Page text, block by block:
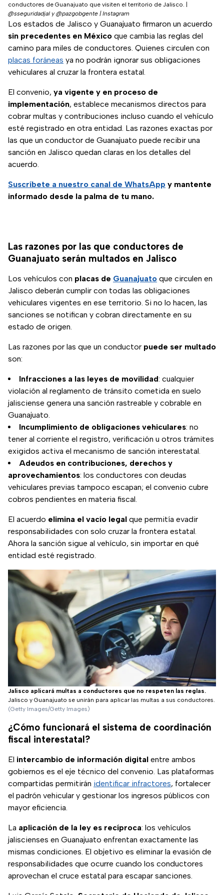
conductores de Guanajuato que visiten el territorio de Jalisco.
@sseguridadjal y @pazgobgente | Instagram
Los estados de Jalisco y Guanajuato firmaron un acuerdo
sin precedentes en México que cambia las reglas del
camino para miles de conductores. Quienes circulen con
placas foráneas ya no podrán ignorar sus obligaciones
vehiculares al cruzar la frontera estatal.
El convenio, ya vigente y en proceso de
implementación, establece mecanismos directos para
cobrar multas y contribuciones incluso cuando el vehículo
esté registrado en otra entidad. Las razones exactas por
las que un conductor de Guanajuato puede recibir una
sanción en Jalisco quedan claras en los detalles del
acuerdo.
Suscríbete a nuestro canal de WhatsApp y mantente
informado desde la palma de tu mano.
Las razones por las que conductores de
Guanajuato serán multados en Jalisco
Los vehículos con placas de Guanajuato que circulen en
Jalisco deberán cumplir con todas las obligaciones
vehiculares vigentes en ese territorio. Si no lo hacen, las
sanciones se notifican y cobran directamente en su
estado de origen.
Las razones por las que un conductor puede ser multado
son:
Infracciones a las leyes de movilidad: cualquier
violación al reglamento de tránsito cometida en suelo
jalisciense genera una sanción rastreable y cobrable en
Guanajuato.
Incumplimiento de obligaciones vehiculares: no
tener al corriente el registro, verificación u otros trámites
exigidos activa el mecanismo de sanción interestatal.
Adeudos en contribuciones, derechos y
aprovechamientos: los conductores con deudas
vehiculares previas tampoco escapan; el convenio cubre
cobros pendientes en materia fiscal.
El acuerdo elimina el vacío legal que permitía evadir
responsabilidades con solo cruzar la frontera estatal.
Ahora la sanción sigue al vehículo, sin importar en qué
entidad esté registrado.
Jalisco aplicará multas a conductores que no respeten las reglas.
Jalisco y Guanajuato se unirán para aplicar las multas a sus conductores.
(Getty Images/Getty Images)
¿Cómo funcionará el sistema de coordinación
fiscal interestatal?
El intercambio de información digital entre ambos
gobiernos es el eje técnico del convenio. Las plataformas
compartidas permitirán identificar infractores, fortalecer
el padrón vehicular y gestionar los ingresos públicos con
mayor eficiencia.
La aplicación de la ley es recíproca: los vehículos
jaliscienses en Guanajuato enfrentan exactamente las
mismas condiciones. El objetivo es eliminar la evasión de
responsabilidades que ocurre cuando los conductores
aprovechan el cruce estatal para escapar sanciones.